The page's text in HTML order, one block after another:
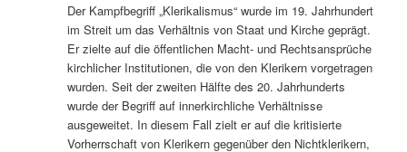
Der Kampfbegriff „Klerikalismus“ wurde im 19. Jahrhundert
im Streit um das Verhältnis von Staat und Kirche geprägt.
Er zielte auf die öffentlichen Macht- und Rechtsansprüche
kirchlicher Institutionen, die von den Klerikern vorgetragen
wurden. Seit der zweiten Hälfte des 20. Jahrhunderts
wurde der Begriff auf innerkirchliche Verhältnisse
ausgeweitet. In diesem Fall zielt er auf die kritisierte
Vorherrschaft von Klerikern gegenüber den Nichtklerikern,